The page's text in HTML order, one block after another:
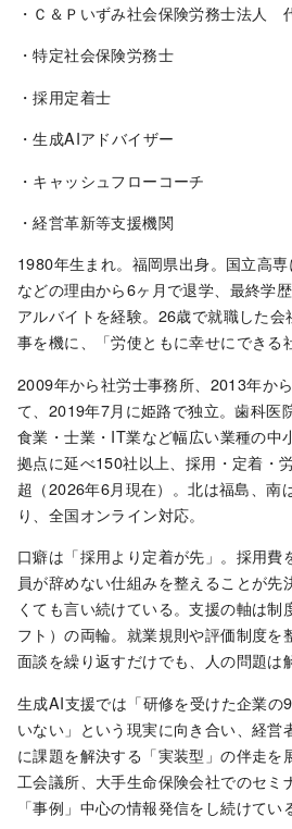
・Ｃ＆Ｐいずみ社会保険労務士法人
・特定社会保険労務士
・採用定着士
・生成AIアドバイザー
・キャッシュフローコーチ
・経営革新等支援機関
1980年生まれ。福岡県出身。国立高
などの理由から6ヶ月で退学、最終学
アルバイトを経験。26歳で就職した
事を機に、「労使ともに幸せにできる
2009年から社労士事務所、2013年か
て、2019年7月に姫路で独立。歯科医
食業・士業・IT業など幅広い業種の中
拠点に延べ150社以上、採用・定着・
超（2026年6月現在）。北は福島、南
り、全国オンライン対応。
口癖は「採用より定着が先」。採用費
員が辞めない仕組みを整えることが先
くても言い続けている。支援の軸は制
フト）の両輪。就業規則や評価制度を
面談を繰り返すだけでも、人の問題は
生成AI支援では「研修を受けた企業の
いない」という現実に向き合い、経営
に課題を解決する「実装型」の伴走を
工会議所、大手生命保険会社でのセミ
「事例」中心の情報発信をし続けてい